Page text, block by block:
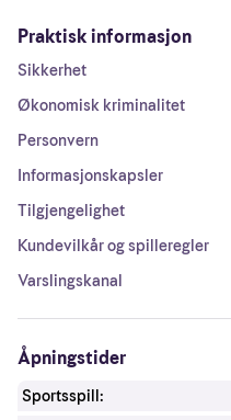
Praktisk informasjon
Sikkerhet
Økonomisk kriminalitet
Personvern
Informasjonskapsler
Tilgjengelighet
Kundevilkår og spilleregler
Varslingskanal
Åpningstider
Sportsspill: